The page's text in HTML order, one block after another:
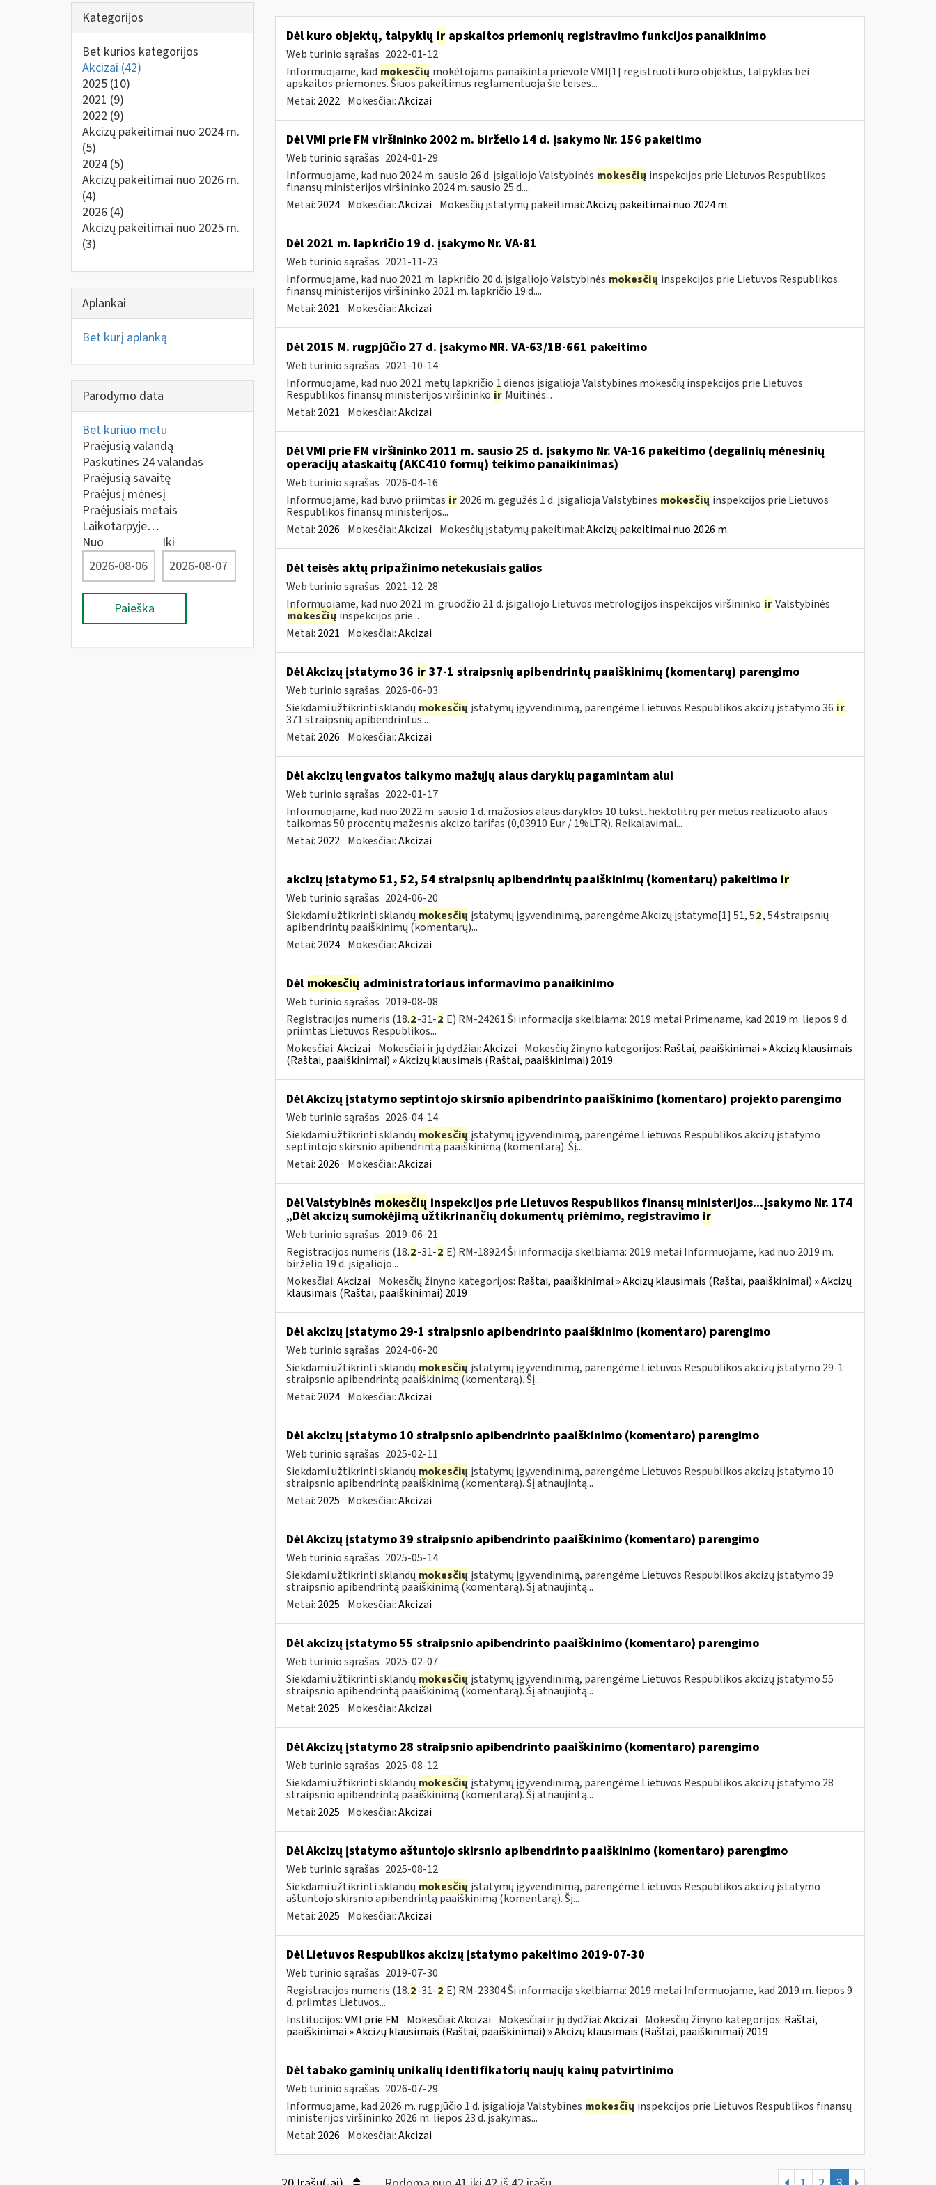
Kategorijos
Bet kurios kategorijos
Akcizai (42)
2025 (10)
2021 (9)
2022 (9)
Akcizų pakeitimai nuo 2024 m.
(5)
2024 (5)
Akcizų pakeitimai nuo 2026 m.
(4)
2026 (4)
Akcizų pakeitimai nuo 2025 m.
(3)
Aplankai
Bet kurį aplanką
Parodymo data
Bet kuriuo metu
Praėjusią valandą
Paskutines 24 valandas
Praėjusią savaitę
Praėjusį mėnesį
Praėjusiais metais
Laikotarpyje…
Nuo
Iki
Paieška
Dėl kuro objektų, talpyklų irapskaitos priemonių registravimo funkcijos panaikinimo
Web turinio sąrašas 2022-01-12
Informuojame, kad mokesčių mokėtojams panaikinta prievolė VMI[1] registruoti kuro objektus, talpyklas bei
apskaitos priemones. Šiuos pakeitimus reglamentuoja šie teisės...
Metai: 2022 Mokesčiai:Akcizai
Dėl VMI prie FM viršininko 2002 m. birželio 14 d. įsakymo Nr. 156 pakeitimo
Web turinio sąrašas 2024-01-29
Informuojame, kad nuo 2024 m. sausio 26 d. įsigaliojo Valstybinės mokesčių inspekcijos prie Lietuvos Respublikos
finansų ministerijos viršininko 2024 m. sausio 25 d....
Metai: 2024 Mokesčiai:Akcizai Mokesčių įstatymų pakeitimai:Akcizų pakeitimai nuo 2024 m.
Dėl 2021 m. lapkričio 19 d. įsakymo Nr. VA-81
Web turinio sąrašas 2021-11-23
Informuojame, kad nuo 2021 m. lapkričio 20 d. įsigaliojo Valstybinės mokesčių inspekcijos prie Lietuvos Respublikos
finansų ministerijos viršininko 2021 m. lapkričio 19 d....
Metai: 2021 Mokesčiai:Akcizai
Dėl 2015 M. rugpjūčio 27 d. įsakymo NR. VA-63/1B-661 pakeitimo
Web turinio sąrašas 2021-10-14
Informuojame, kad nuo 2021 metų lapkričio 1 dienos įsigalioja Valstybinės mokesčių inspekcijos prie Lietuvos
Respublikos finansų ministerijos viršininko ir Muitinės...
Metai: 2021 Mokesčiai:Akcizai
Dėl VMI prie FM viršininko 2011 m. sausio 25 d. įsakymo Nr. VA-16 pakeitimo (degalinių mėnesinių
operacijų ataskaitų (AKC410 formų) teikimo panaikinimas)
Web turinio sąrašas 2026-04-16
Informuojame, kad buvo priimtas ir 2026 m. gegužės 1 d. įsigalioja Valstybinės mokesčių inspekcijos prie Lietuvos
Respublikos finansų ministerijos...
Metai: 2026 Mokesčiai:Akcizai Mokesčių įstatymų pakeitimai:Akcizų pakeitimai nuo 2026 m.
Dėl teisės aktų pripažinimo netekusiais galios
Web turinio sąrašas 2021-12-28
Informuojame, kad nuo 2021 m. gruodžio 21 d. įsigaliojo Lietuvos metrologijos inspekcijos viršininko ir Valstybinės
mokesčių inspekcijos prie...
Metai: 2021 Mokesčiai:Akcizai
Dėl Akcizų įstatymo 36 ir37-1 straipsnių apibendrintų paaiškinimų (komentarų) parengimo
Web turinio sąrašas 2026-06-03
Siekdami užtikrinti sklandų mokesčių įstatymų įgyvendinimą, parengėme Lietuvos Respublikos akcizų įstatymo 36 ir
371 straipsnių apibendrintus...
Metai: 2026 Mokesčiai:Akcizai
Dėl akcizų lengvatos taikymo mažųjų alaus daryklų pagamintam alui
Web turinio sąrašas 2022-01-17
Informuojame, kad nuo 2022 m. sausio 1 d. mažosios alaus daryklos 10 tūkst. hektolitrų per metus realizuoto alaus
taikomas 50 procentų mažesnis akcizo tarifas (0,03910 Eur / 1%LTR). Reikalavimai...
Metai: 2022 Mokesčiai:Akcizai
akcizų įstatymo 51, 52, 54 straipsnių apibendrintų paaiškinimų (komentarų) pakeitimo ir
Web turinio sąrašas 2024-06-20
Siekdami užtikrinti sklandų mokesčių įstatymų įgyvendinimą, parengėme Akcizų įstatymo[1] 51, 52, 54 straipsnių
apibendrintų paaiškinimų (komentarų)...
Metai: 2024 Mokesčiai:Akcizai
Dėl mokesčių administratoriaus informavimo panaikinimo
Web turinio sąrašas 2019-08-08
Registracijos numeris (18.2-31-2 E) RM-24261 Ši informacija skelbiama: 2019 metai Primename, kad 2019 m. liepos 9 d.
priimtas Lietuvos Respublikos...
Mokesčiai:Akcizai Mokesčiai ir jų dydžiai:Akcizai Mokesčių žinyno kategorijos: Raštai, paaiškinimai » Akcizų klausimais
(Raštai, paaiškinimai) » Akcizų klausimais (Raštai, paaiškinimai) 2019
Dėl Akcizų įstatymo septintojo skirsnio apibendrinto paaiškinimo (komentaro) projekto parengimo
Web turinio sąrašas 2026-04-14
Siekdami užtikrinti sklandų mokesčių įstatymų įgyvendinimą, parengėme Lietuvos Respublikos akcizų įstatymo
septintojo skirsnio apibendrintą paaiškinimą (komentarą). Šį...
Metai: 2026 Mokesčiai:Akcizai
Dėl Valstybinės mokesčių inspekcijos prie Lietuvos Respublikos finansų ministerijos...Įsakymo Nr. 174
„Dėl akcizų sumokėjimą užtikrinančių dokumentų priėmimo, registravimo ir
Web turinio sąrašas 2019-06-21
Registracijos numeris (18.2-31-2 E) RM-18924 Ši informacija skelbiama: 2019 metai Informuojame, kad nuo 2019 m.
birželio 19 d. įsigaliojo...
Mokesčiai:Akcizai Mokesčių žinyno kategorijos: Raštai, paaiškinimai » Akcizų klausimais (Raštai, paaiškinimai) » Akcizų
klausimais (Raštai, paaiškinimai) 2019
Dėl akcizų įstatymo 29-1 straipsnio apibendrinto paaiškinimo (komentaro) parengimo
Web turinio sąrašas 2024-06-20
Siekdami užtikrinti sklandų mokesčių įstatymų įgyvendinimą, parengėme Lietuvos Respublikos akcizų įstatymo 29-1
straipsnio apibendrintą paaiškinimą (komentarą). Šį...
Metai: 2024 Mokesčiai:Akcizai
Dėl akcizų įstatymo 10 straipsnio apibendrinto paaiškinimo (komentaro) parengimo
Web turinio sąrašas 2025-02-11
Siekdami užtikrinti sklandų mokesčių įstatymų įgyvendinimą, parengėme Lietuvos Respublikos akcizų įstatymo 10
straipsnio apibendrintą paaiškinimą (komentarą). Šį atnaujintą...
Metai: 2025 Mokesčiai:Akcizai
Dėl Akcizų įstatymo 39 straipsnio apibendrinto paaiškinimo (komentaro) parengimo
Web turinio sąrašas 2025-05-14
Siekdami užtikrinti sklandų mokesčių įstatymų įgyvendinimą, parengėme Lietuvos Respublikos akcizų įstatymo 39
straipsnio apibendrintą paaiškinimą (komentarą). Šį atnaujintą...
Metai: 2025 Mokesčiai:Akcizai
Dėl akcizų įstatymo 55 straipsnio apibendrinto paaiškinimo (komentaro) parengimo
Web turinio sąrašas 2025-02-07
Siekdami užtikrinti sklandų mokesčių įstatymų įgyvendinimą, parengėme Lietuvos Respublikos akcizų įstatymo 55
straipsnio apibendrintą paaiškinimą (komentarą). Šį atnaujintą...
Metai: 2025 Mokesčiai:Akcizai
Dėl Akcizų įstatymo 28 straipsnio apibendrinto paaiškinimo (komentaro) parengimo
Web turinio sąrašas 2025-08-12
Siekdami užtikrinti sklandų mokesčių įstatymų įgyvendinimą, parengėme Lietuvos Respublikos akcizų įstatymo 28
straipsnio apibendrintą paaiškinimą (komentarą). Šį atnaujintą...
Metai: 2025 Mokesčiai:Akcizai
Dėl Akcizų įstatymo aštuntojo skirsnio apibendrinto paaiškinimo (komentaro) parengimo
Web turinio sąrašas 2025-08-12
Siekdami užtikrinti sklandų mokesčių įstatymų įgyvendinimą, parengėme Lietuvos Respublikos akcizų įstatymo
aštuntojo skirsnio apibendrintą paaiškinimą (komentarą). Šį...
Metai: 2025 Mokesčiai:Akcizai
Dėl Lietuvos Respublikos akcizų įstatymo pakeitimo 2019-07-30
Web turinio sąrašas 2019-07-30
Registracijos numeris (18.2-31-2 E) RM-23304 Ši informacija skelbiama: 2019 metai Informuojame, kad 2019 m. liepos 9
d. priimtas Lietuvos...
Institucijos:VMI prie FM Mokesčiai:Akcizai Mokesčiai ir jų dydžiai:Akcizai Mokesčių žinyno kategorijos: Raštai,
paaiškinimai » Akcizų klausimais (Raštai, paaiškinimai) » Akcizų klausimais (Raštai, paaiškinimai) 2019
Dėl tabako gaminių unikalių identifikatorių naujų kainų patvirtinimo
Web turinio sąrašas 2026-07-29
Informuojame, kad 2026 m. rugpjūčio 1 d. įsigalioja Valstybinės mokesčių inspekcijos prie Lietuvos Respublikos finansų
ministerijos viršininko 2026 m. liepos 23 d. įsakymas...
Metai: 2026 Mokesčiai:Akcizai